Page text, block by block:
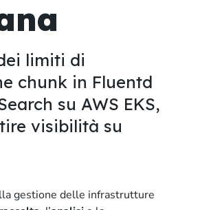
limiti di
chunk in Fluentd
su AWS EKS,
visibilità su
gestione delle infrastrutture